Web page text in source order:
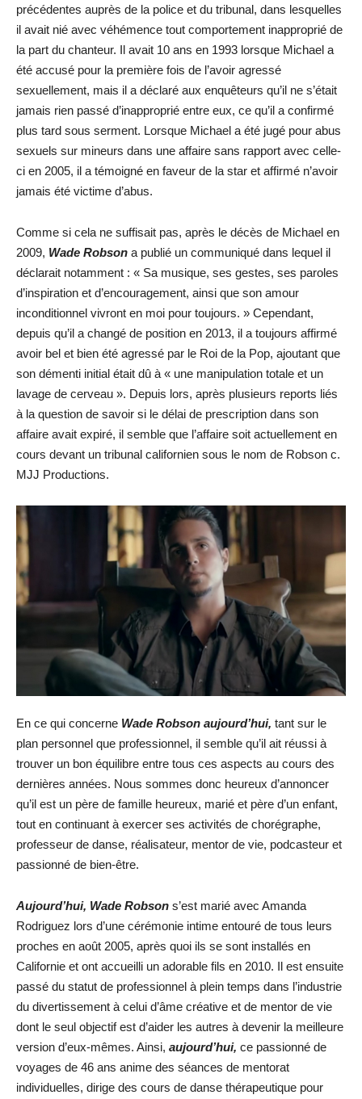
précédentes auprès de la police et du tribunal, dans lesquelles
il avait nié avec véhémence tout comportement inapproprié de
la part du chanteur. Il avait 10 ans en 1993 lorsque Michael a
été accusé pour la première fois de l’avoir agressé
sexuellement, mais il a déclaré aux enquêteurs qu’il ne s’était
jamais rien passé d’inapproprié entre eux, ce qu’il a confirmé
plus tard sous serment. Lorsque Michael a été jugé pour abus
sexuels sur mineurs dans une affaire sans rapport avec celle-
ci en 2005, il a témoigné en faveur de la star et affirmé n’avoir
jamais été victime d’abus.
Comme si cela ne suffisait pas, après le décès de Michael en
2009, Wade Robson a publié un communiqué dans lequel il
déclarait notamment : « Sa musique, ses gestes, ses paroles
d’inspiration et d’encouragement, ainsi que son amour
inconditionnel vivront en moi pour toujours. » Cependant,
depuis qu’il a changé de position en 2013, il a toujours affirmé
avoir bel et bien été agressé par le Roi de la Pop, ajoutant que
son démenti initial était dû à « une manipulation totale et un
lavage de cerveau ». Depuis lors, après plusieurs reports liés
à la question de savoir si le délai de prescription dans son
affaire avait expiré, il semble que l’affaire soit actuellement en
cours devant un tribunal californien sous le nom de Robson c.
MJJ Productions.
En ce qui concerne Wade Robson aujourd’hui, tant sur le
plan personnel que professionnel, il semble qu’il ait réussi à
trouver un bon équilibre entre tous ces aspects au cours des
dernières années. Nous sommes donc heureux d’annoncer
qu’il est un père de famille heureux, marié et père d’un enfant,
tout en continuant à exercer ses activités de chorégraphe,
professeur de danse, réalisateur, mentor de vie, podcasteur et
passionné de bien-être.
Aujourd’hui, Wade Robson s’est marié avec Amanda
Rodriguez lors d’une cérémonie intime entouré de tous leurs
proches en août 2005, après quoi ils se sont installés en
Californie et ont accueilli un adorable fils en 2010. Il est ensuite
passé du statut de professionnel à plein temps dans l’industrie
du divertissement à celui d’âme créative et de mentor de vie
dont le seul objectif est d’aider les autres à devenir la meilleure
version d’eux-mêmes. Ainsi, aujourd’hui, ce passionné de
voyages de 46 ans anime des séances de mentorat
individuelles, dirige des cours de danse thérapeutique pour